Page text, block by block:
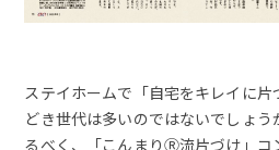
ステイホームで「自宅をキレイに
どき世代は多いのではないでしょ
るべく、「こんまりⓇ流片づけ」コ